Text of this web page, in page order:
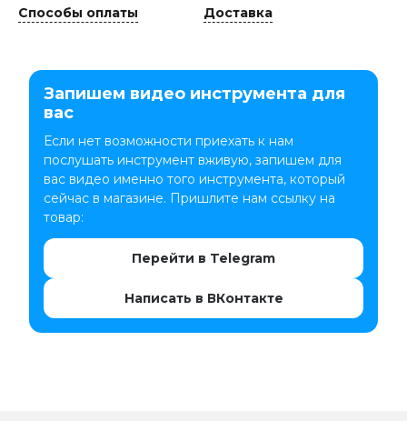
Способы оплаты Доставка
Запишем видео инструмента для
вас
Если нет возможности приехать к нам
послушать инструмент вживую, запишем для
вас видео именно того инструмента, который
сейчас в магазине. Пришлите нам ссылку на
товар:
Перейти в Telegram
Написать в ВКонтакте